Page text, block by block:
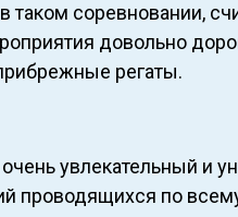
таком соревновании,
довольно
регаты.
очень увлекательный и
проводящихся по